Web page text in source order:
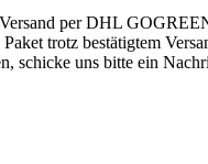
per DHL
trotz bestätigtem
schicke uns bitte ein